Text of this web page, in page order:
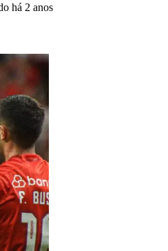
há 2 anos